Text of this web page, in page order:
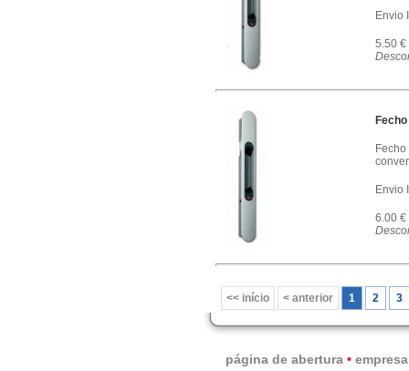
Envio
5.50 €
Envio
6.00 €
<< início < anterior 1 2 3
página de abertura • empresa